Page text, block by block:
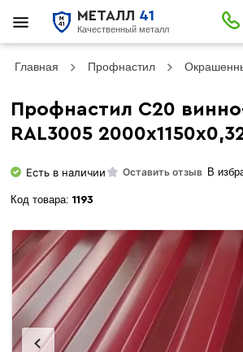
МЕТАЛЛ 41
Качественный металл
Главная Профнастил
Профнастил С20
RAL3005
Есть в наличии Оставить отзыв В
Код товара: 1193